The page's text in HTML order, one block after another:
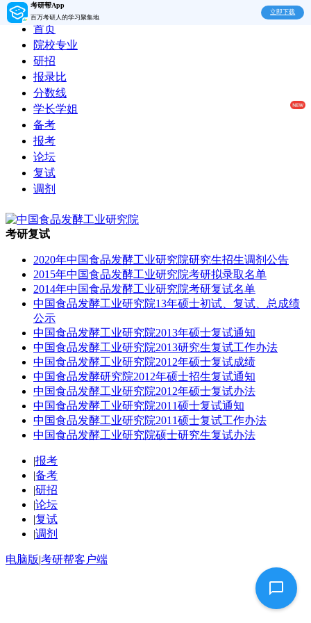
考研帮App
百万考研人的学习聚集地
立即下载
首页
院校专业
研招
报录比
分数线
学长学姐
备考
报考
论坛
复试
调剂
考研复试
2020年中国食品发酵工业研究院研究生招生调剂公告
2015年中国食品发酵工业研究院考研拟录取名单
2014年中国食品发酵工业研究院考研复试名单
中国食品发酵工业研究院13年硕士初试、复试、总成绩
公示
中国食品发酵工业研究院2013年硕士复试通知
中国食品发酵工业研究院2013研究生复试工作办法
中国食品发酵工业研究院2012年硕士复试成绩
中国食品发酵研究院2012年硕士招生复试通知
中国食品发酵工业研究院2012年硕士复试办法
中国食品发酵工业研究院2011硕士复试通知
中国食品发酵工业研究院2011硕士复试工作办法
中国食品发酵工业研究院硕士研究生复试办法
|报考
|备考
|研招
|论坛
|复试
|调剂
电脑版|考研帮客户端